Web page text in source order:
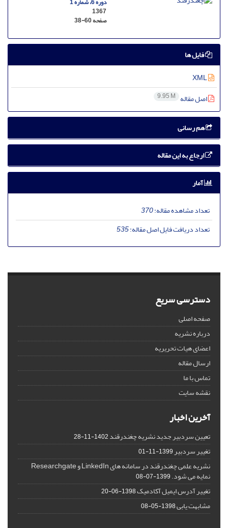
1367
صفحه38-60
فایل ها
اصل مقاله 9.95 M
هم رسانی
ارجاع به این مقاله
آمار
تعداد مشاهده مقاله:370
تعداد دریافت فایل اصل مقاله:535
دسترسی سریع
صفحه اصلی
درباره نشریه
اعضای هیات تحریریه
ارسال مقاله
تماس با ما
نقشه سایت
آخرین اخبار
تعیین سردبیر جدید نشریه چغندرقند1402-11-28
تغییر سردبیر1399-11-01
نشریه علمی چغندرقند در سامانه های LinkedIn و Researchgate
نمایه می شود.1399-07-08
تغییر آدرس ایمیل آکادمیک1398-06-20
مشابهت یابی1398-05-08